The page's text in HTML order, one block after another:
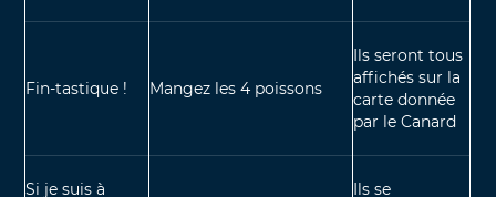
Fin-tastique ! Mangez les 4 poissons
Ils seront tous
affichés sur la
carte donnée
par le Canard
Si je suis à
Ils se